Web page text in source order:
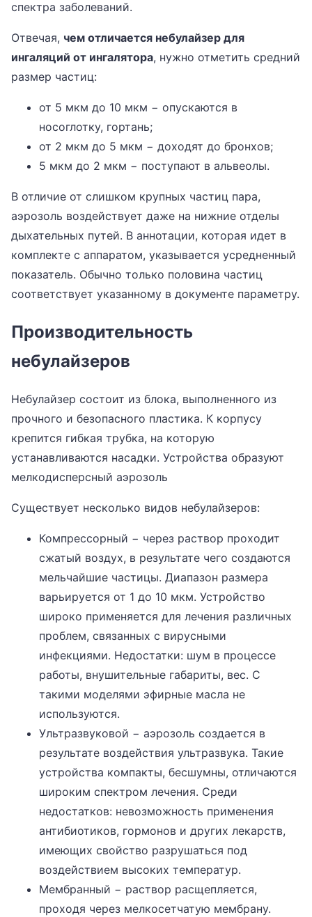
спектра заболеваний.
Отвечая, чем отличается небулайзер для
ингаляций от ингалятора, нужно отметить средний
размер частиц:
от 5 мкм до 10 мкм − опускаются в
носоглотку, гортань;
от 2 мкм до 5 мкм − доходят до бронхов;
5 мкм до 2 мкм − поступают в альвеолы.
В отличие от слишком крупных частиц пара,
аэрозоль воздействует даже на нижние отделы
дыхательных путей. В аннотации, которая идет в
комплекте с аппаратом, указывается усредненный
показатель. Обычно только половина частиц
соответствует указанному в документе параметру.
Производительность
небулайзеров
Небулайзер состоит из блока, выполненного из
прочного и безопасного пластика. К корпусу
крепится гибкая трубка, на которую
устанавливаются насадки. Устройства образуют
мелкодисперсный аэрозоль
Существует несколько видов небулайзеров:
Компрессорный − через раствор проходит
сжатый воздух, в результате чего создаются
мельчайшие частицы. Диапазон размера
варьируется от 1 до 10 мкм. Устройство
широко применяется для лечения различных
проблем, связанных с вирусными
инфекциями. Недостатки: шум в процессе
работы, внушительные габариты, вес. С
такими моделями эфирные масла не
используются.
Ультразвуковой − аэрозоль создается в
результате воздействия ультразвука. Такие
устройства компакты, бесшумны, отличаются
широким спектром лечения. Среди
недостатков: невозможность применения
антибиотиков, гормонов и других лекарств,
имеющих свойство разрушаться под
воздействием высоких температур.
Мембранный − раствор расщепляется,
проходя через мелкосетчатую мембрану.